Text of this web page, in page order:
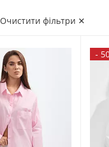
Очистити фільтри ✕
-